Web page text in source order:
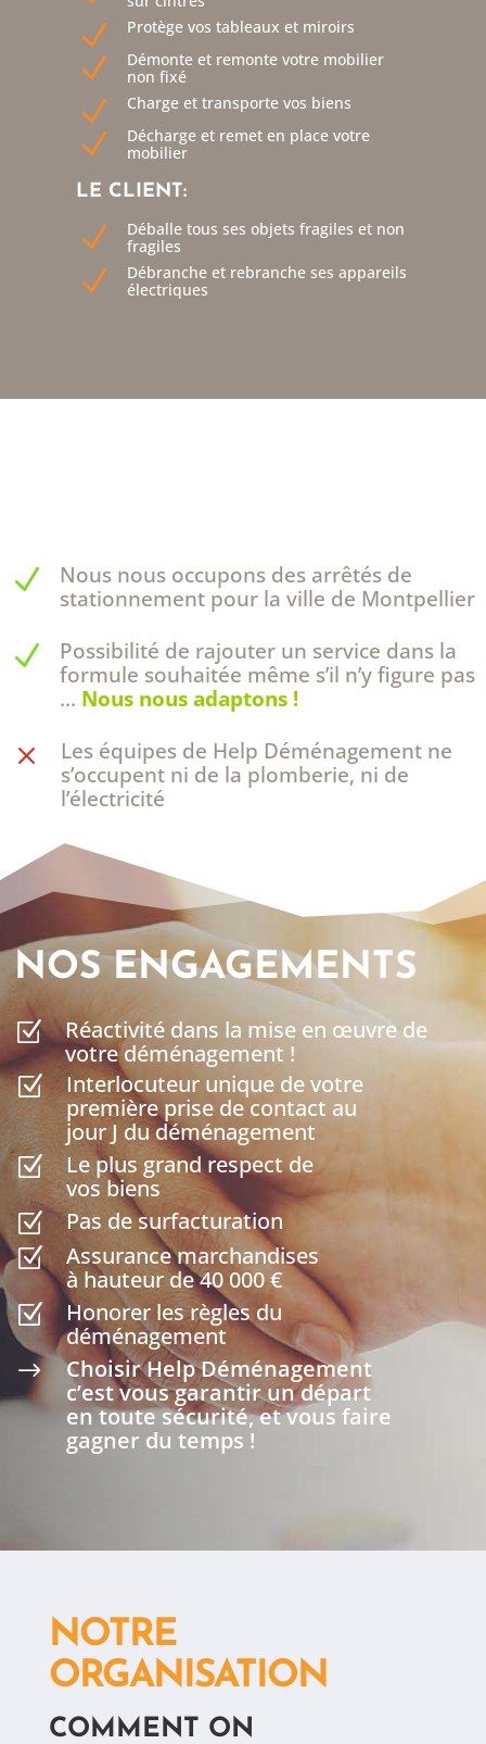
N Protège vos tableaux et miroirs
N
Démonte et remonte votre mobilier
non fixé
N Charge et transporte vos biens
N
Décharge et remet en place votre
mobilier
LE CLIENT:
N
Déballe tous ses objets fragiles et non
fragiles
N
Débranche et rebranche ses appareils
électriques
N
Nous nous occupons des arrêtés de
stationnement pour la ville de Montpellier
N
Possibilité de rajouter un service dans la
formule souhaitée même s’il n’y figure pas
… Nous nous adaptons !
M
Les équipes de Help Déménagement ne
s’occupent ni de la plomberie, ni de
l’électricité
NOS ENGAGEMENTS
Z
Réactivité dans la mise en œuvre de
votre déménagement !
Z
Interlocuteur unique de votre
première prise de contact au
jour J du déménagement
Z
Le plus grand respect de
vos biens
Z
Pas de surfacturation
Z
Assurance marchandises
à hauteur de 40 000 €
Z
Honorer les règles du
déménagement
$
Choisir Help Déménagement
c’est vous garantir un départ
en toute sécurité, et vous faire
gagner du temps !
NOTRE
ORGANISATION
COMMENT ON